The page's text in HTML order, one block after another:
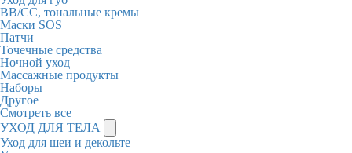
BB/CC, тональные кремы
Маски SOS
Патчи
Точечные средства
Ночной уход
Массажные продукты
Наборы
Другое
Смотреть все
УХОД ДЛЯ ТЕЛА
Уход для шеи и декольте